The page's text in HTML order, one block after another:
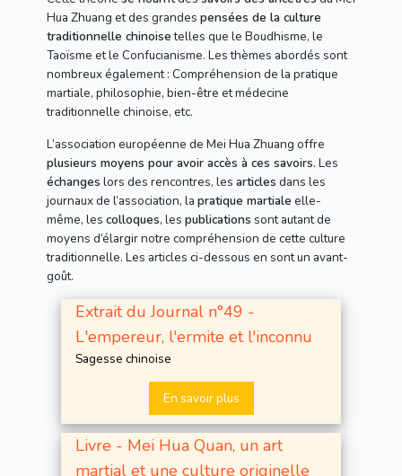
Hua Zhuang et des grandes pensées de la culture
traditionnelle chinoisetelles que le Boudhisme, le
Taoïsme et le Confucianisme. Les thèmes abordés sont
nombreux également : Compréhension de la pratique
martiale, philosophie, bien-être et médecine
traditionnelle chinoise, etc.
L’association européenne de Mei Hua Zhuang offre
plusieurs moyens pour avoir accès à ces savoirs. Les
échanges lors des rencontres, les articles dans les
journaux de l’association, la pratique martiale elle-
même, les colloques, les publications sont autant de
moyens d’élargir notre compréhension de cette culture
traditionnelle. Les articles ci-dessous en sont un avant-
goût.
Extrait du Journal n°49 -
L'empereur, l'ermite et l'inconnu
Sagesse chinoise
En savoir plus
Livre - Mei Hua Quan, un art
martial et une culture originelle